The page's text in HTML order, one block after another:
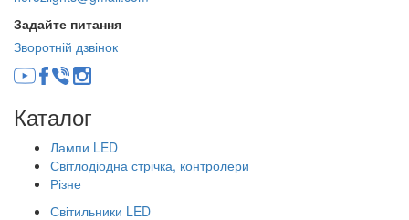
Задайте питання
Зворотній дзвінок
Каталог
Лампи LED
Світлодіодна стрічка, контролери
Різне
Світильники LED